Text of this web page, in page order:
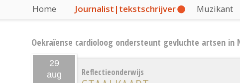
Home Journalist|tekstschrijver Muzikant
Oekraïense cardioloog ondersteunt gevluchte artsen in
29
aug
Reflectieonderwijs